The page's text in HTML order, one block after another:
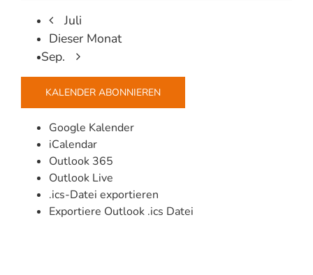
Juli
Dieser Monat
Sep.
KALENDER ABONNIEREN
Google Kalender
iCalendar
Outlook 365
Outlook Live
.ics-Datei exportieren
Exportiere Outlook .ics Datei